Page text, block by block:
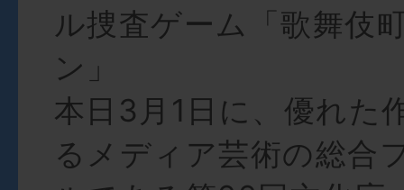
ル捜査ゲーム「歌舞伎
ン」
本日3月1日に、優れた
るメディア芸術の総合